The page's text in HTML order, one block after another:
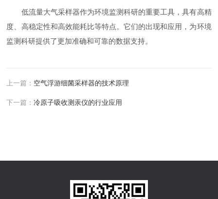
低流量大气采样器作为环境监测科研的重要工具，具有高精
度、高稳定性和高效能耗比等特点。它们的出现和应用，为环境
监测科研提供了更加准确和可靠的数据支持。
上一篇： 空气浮游细菌采样器的技术原理
下一篇：冷原子吸收测汞仪的行业应用